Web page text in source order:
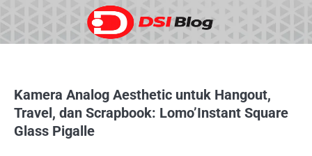
to
content
Kamera Analog Aesthetic untuk Hangout,
Travel, dan Scrapbook: Lomo’Instant Square
Glass Pigalle